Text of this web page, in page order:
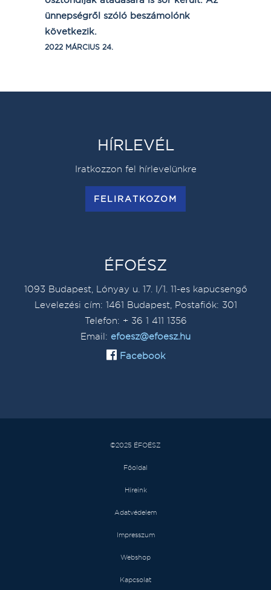
ünnepségről szóló beszámolónk
következik.
2022 MÁRCIUS 24.
HÍRLEVÉL
Iratkozzon fel hírlevelünkre
FELIRATKOZOM
ÉFOÉSZ
1093 Budapest, Lónyay u. 17. I/1. 11-es kapucsengő
Levelezési cím: 1461 Budapest, Postafiók: 301
Telefon: + 36 1 411 1356
Email: efoesz@efoesz.hu
Facebook
©2025 ÉFOÉSZ
Főoldal
Híreink
Adatvédelem
Impresszum
Webshop
Kapcsolat